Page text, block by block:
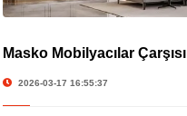
Masko Mobilyacılar Çarşısı
2026-03-17 16:55:37